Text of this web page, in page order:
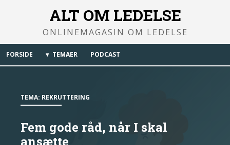
ALT OM LEDELSE
ONLINEMAGASIN OM LEDELSE
FORSIDE TEMAER PODCAST
TEMA: REKRUTTERING
Fem gode råd, når I skal
ansætte